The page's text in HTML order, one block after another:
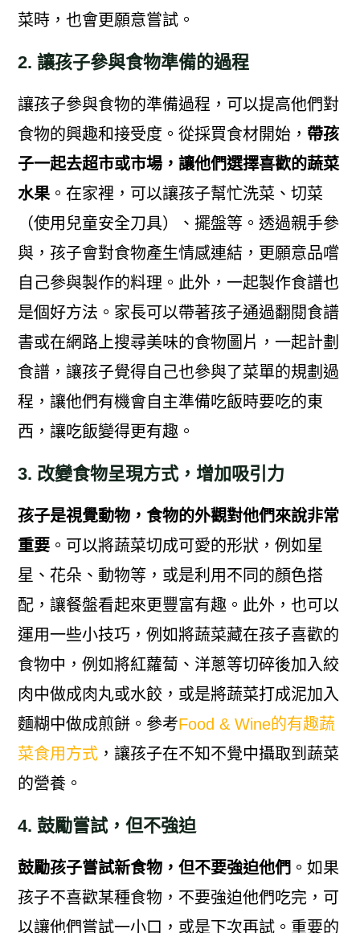
菜時，也會更願意嘗試。
2. 讓孩子參與食物準備的過程
讓孩子參與食物的準備過程，可以提高他們對
食物的興趣和接受度。從採買食材開始， 帶孩
子一起去超市或市場，讓他們選擇喜歡的蔬菜
水果。在家裡，可以讓孩子幫忙洗菜、切菜
（使用兒童安全刀具）、擺盤等。透過親手參
與，孩子會對食物產生情感連結，更願意品嚐
自己參與製作的料理。此外，一起製作食譜也
是個好方法。家長可以帶著孩子通過翻閱食譜
書或在網路上搜尋美味的食物圖片，一起計劃
食譜，讓孩子覺得自己也參與了菜單的規劃過
程，讓他們有機會自主準備吃飯時要吃的東
西，讓吃飯變得更有趣。
3. 改變食物呈現方式，增加吸引力
孩子是視覺動物，食物的外觀對他們來說非常
重要。可以將蔬菜切成可愛的形狀，例如星
星、花朵、動物等，或是利用不同的顏色搭
配，讓餐盤看起來更豐富有趣。此外，也可以
運用一些小技巧，例如將蔬菜藏在孩子喜歡的
食物中，例如將紅蘿蔔、洋蔥等切碎後加入絞
肉中做成肉丸或水餃，或是將蔬菜打成泥加入
麵糊中做成煎餅。參考Food & Wine的有趣蔬
菜食用方式，讓孩子在不知不覺中攝取到蔬菜
的營養。
4. 鼓勵嘗試，但不強迫
鼓勵孩子嘗試新食物，但不要強迫他們 。如果
孩子不喜歡某種食物，不要強迫他們吃完，可
以讓他們嘗試一小口，或是下次再試。重要的